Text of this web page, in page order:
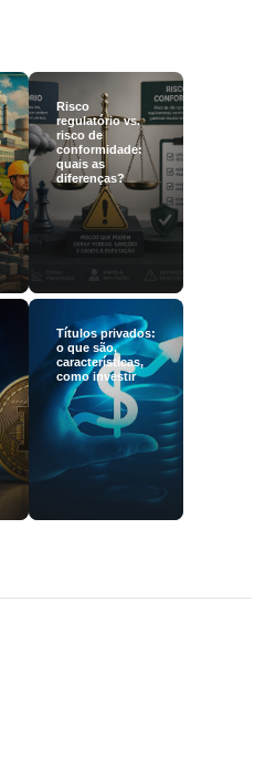
Risco
regulatório vs.
risco de
conformidade:
quais as
diferenças?
Títulos privados:
o que são,
características,
como investir